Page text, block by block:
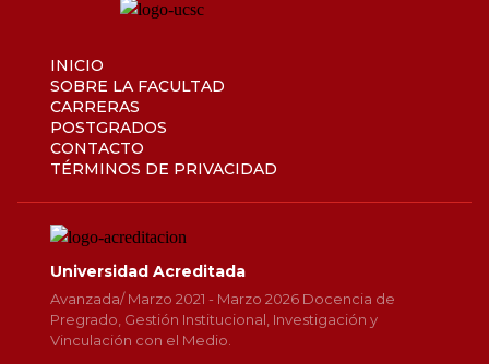
INICIO
SOBRE LA FACULTAD
CARRERAS
POSTGRADOS
CONTACTO
TÉRMINOS DE PRIVACIDAD
Universidad Acreditada
Avanzada/ Marzo 2021 - Marzo 2026 Docencia de
Pregrado, Gestión Institucional, Investigación y
Vinculación con el Medio.